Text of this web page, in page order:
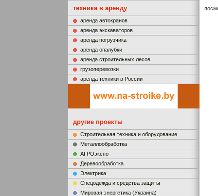
техника в аренду
аренда автокранов
аренда экскаваторов
аренда погрузчика
аренда опалубки
аренда строительных лесов
грузоперевозки
аренда техники в России
другие проекты
Строительная техника и оборудование
Металлообработка
АГРОэкспо
Деревообработка
Электрика
Cпецодежда и средства защиты
Мировая энергетика (Украина)